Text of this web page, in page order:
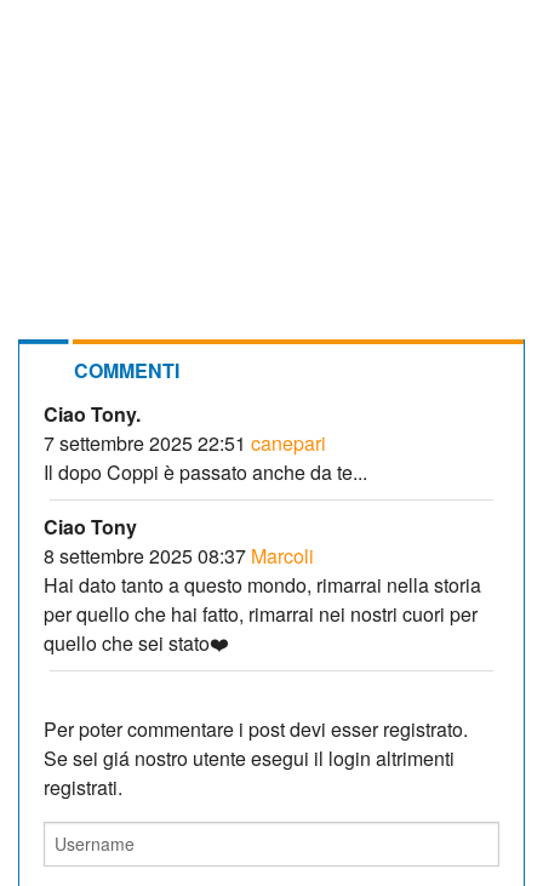
COMMENTI
Ciao Tony.
7 settembre 2025 22:51 canepari
Il dopo Coppi è passato anche da te...
Ciao Tony
8 settembre 2025 08:37 Marcoli
Hai dato tanto a questo mondo, rimarrai nella storia
per quello che hai fatto, rimarrai nei nostri cuori per
quello che sei stato❤️
Per poter commentare i post devi esser registrato.
Se sei giá nostro utente esegui il login altrimenti
registrati.